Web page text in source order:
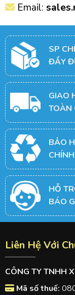
Email:
SP
ĐẦY
GIAO
TOÀN
BẢO
HỖ
BÁO
Liên Hệ Với
CÔNG TY TNHH
Mã số thuế: